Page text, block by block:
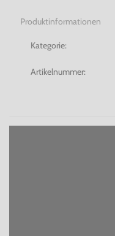
Produktinformationen
Kategorie:
Artikelnummer: